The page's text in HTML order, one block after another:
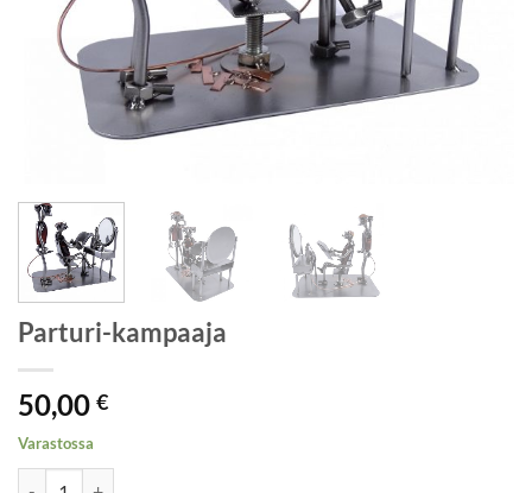
Parturi-kampaaja
50,00 €
Varastossa